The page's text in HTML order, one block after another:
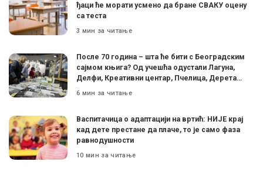
ђаци ће морати усмено да бране СВАКУ оцену
са теста
3 мин за читање
После 70 година – шта ће бити с Београдским
сајмом књига? Од учешћа одустали Лагуна,
Делфи, Креативни центар, Пчелица, Дерета…
6 мин за читање
Васпитачица о адаптацији на вртић: НИЈЕ крај
кад дете престане да плаче, то је само фаза
равнодушности
10 мин за читање